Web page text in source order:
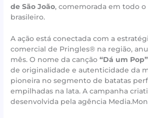
de São João, comemorada em todo
brasileiro.
A ação está conectada com a
comercial de Pringles® na região,
mês. O nome da canção“Dá um Pop”
de originalidade e autenticidade da
pioneira no segmento de batatas
empilhadas na lata. A campanha
desenvolvida pela agência